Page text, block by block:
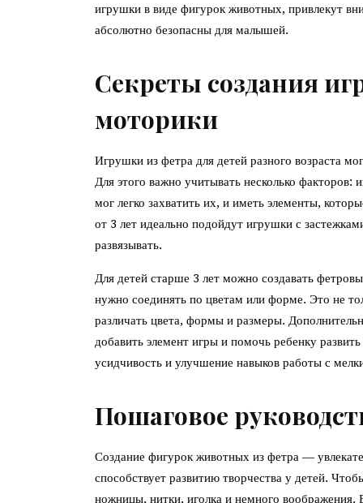
игрушки в виде фигурок животных, привлекут
абсолютно безопасны для малышей.
Секреты создания
моторики
Игрушки из фетра для детей разного возраста
Для этого важно учитывать несколько
мог легко захватить их, и иметь элементы,
от 3 лет идеально подойдут игрушки с
развязывать.
Для детей старше 3 лет можно создавать
нужно соединять по цветам или форме. Это не
различать цвета, формы и размеры.
добавить элемент игры и помочь ребенку
усидчивость и улучшение навыков работы с
Пошаговое
Создание фигурок животных из фетра —
способствует развитию творчества у детей.
ножницы, нитки, иголка и немного